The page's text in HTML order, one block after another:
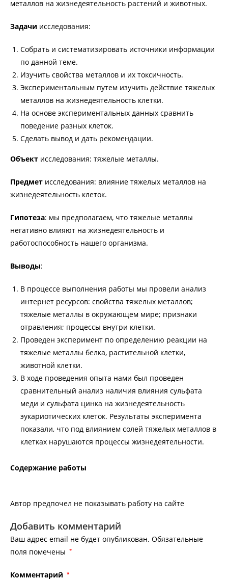
металлов на жизнедеятельность растений и животных.
Задачи исследования:
Собрать и систематизировать источники информации
по данной теме.
Изучить свойства металлов и их токсичность.
Экспериментальным путем изучить действие тяжелых
металлов на жизнедеятельность клетки.
На основе экспериментальных данных сравнить
поведение разных клеток.
Сделать вывод и дать рекомендации.
Объект исследования: тяжелые металлы.
Предмет исследования: влияние тяжелых металлов на
жизнедеятельность клеток.
Гипотеза: мы предполагаем, что тяжелые металлы
негативно влияют на жизнедеятельность и
работоспособность нашего организма.
Выводы:
В процессе выполнения работы мы провели анализ
интернет ресурсов: свойства тяжелых металлов;
тяжелые металлы в окружающем мире; признаки
отравления; процессы внутри клетки.
Проведен эксперимент по определению реакции на
тяжелые металлы белка, растительной клетки,
животной клетки.
В ходе проведения опыта нами был проведен
сравнительный анализ наличия влияния сульфата
меди и сульфата цинка на жизнедеятельность
эукариотических клеток. Результаты эксперимента
показали, что под влиянием солей тяжелых металлов в
клетках нарушаются процессы жизнедеятельности.
Содержание работы
Автор предпочел не показывать работу на сайте
Добавить комментарий
Ваш адрес email не будет опубликован. Обязательные
поля помечены *
Комментарий *